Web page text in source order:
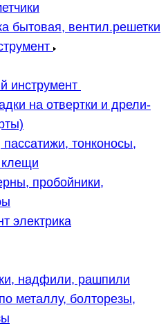
бытовая, вентил.решетки
инструмент
на отвертки и дрели-
тонконосы,
клещи
пробойники,
электрика
надфили, рашпили
металлу, болторезы,